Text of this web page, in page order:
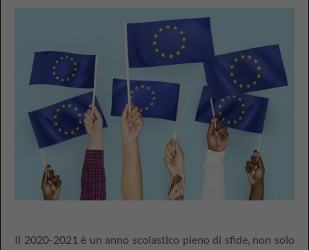
Il 2020-2021 è un anno scolastico pieno di sfide, non solo